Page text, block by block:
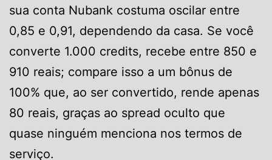
sua conta Nubank costuma oscilar entre
0,85 e 0,91, dependendo da casa. Se você
converte 1.000 credits, recebe entre 850 e
910 reais; compare isso a um bônus de
100% que, ao ser convertido, rende apenas
80 reais, graças ao spread oculto que
quase ninguém menciona nos termos de
serviço.